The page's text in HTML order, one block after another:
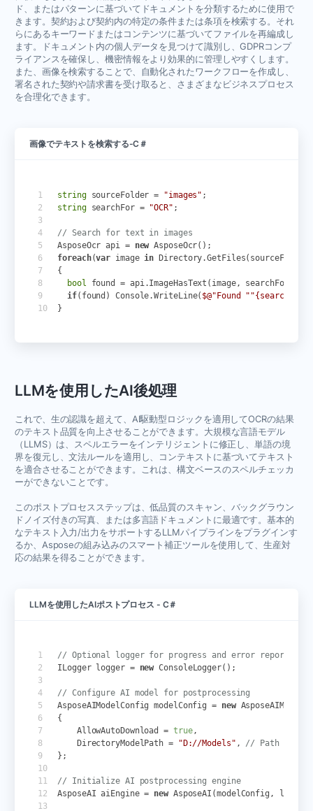
ド、またはパターンに基づいてドキュメントを分類するために使用で
きます。契約および契約内の特定の条件または条項を検索する。それ
らにあるキーワードまたはコンテンツに基づいてファイルを再編成し
ます。ドキュメント内の個人データを見つけて識別し、GDPRコンプ
ライアンスを確保し、機密情報をより効果的に管理しやすくします。
また、画像を検索することで、自動化されたワークフローを作成し、
署名された契約や請求書を受け取ると、さまざまなビジネスプロセス
を合理化できます。
画像でテキストを検索する-C＃
string sourceFolder = "images" ;
string searchFor = "OCR" ;
// Search for text in images
AsposeOcr api = new AsposeOcr();
foreach(var image in Directory.GetFiles( sourceFolder
{
bool
found = api .ImageHasText ( image, searchFor
if( found ) Console.WriteLine( $@"Found ""{searchFor}
}
LLMを使用したAI後処理
これで、生の認識を超えて、AI駆動型ロジックを適用してOCRの結果
のテキスト品質を向上させることができます。大規模な言語モデル
（LLMS）は、スペルエラーをインテリジェントに修正し、単語の境
界を復元し、文法ルールを適用し、コンテキストに基づいてテキスト
を適合させることができます。これは、構文ベースのスペルチェッカ
ーができないことです。
このポストプロセスステップは、低品質のスキャン、バックグラウン
ドノイズ付きの写真、または多言語ドキュメントに最適です。基本的
なテキスト入力/出力をサポートするLLMパイプラインをプラグインす
るか、Asposeの組み込みのスマート補正ツールを使用して、生産対
応の結果を得ることができます。
LLMを使用したAIポストプロセス - C＃
// Optional logger for progress and error reporting
ILogger
logger = new ConsoleLogger();
// Configure AI model for postprocessing
AsposeAIModelConfig modelConfig = new
{
AllowAutoDownload
= true,
DirectoryModelPath = "D://Models" ,
// Path to
};
// Initialize AI postprocessing engine
AsposeAI aiEngine = new AsposeAI (modelConfig , logger